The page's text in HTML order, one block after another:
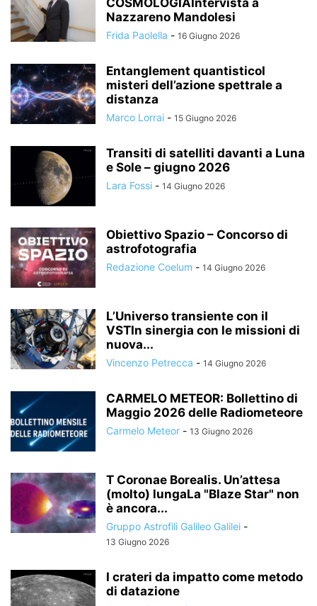
COSMOLOGIAIntervista a
Nazzareno Mandolesi
Frida Paolella - 16 Giugno 2026
Entanglement quantisticoI
misteri dell’azione spettrale a
distanza
Marco Lorrai - 15 Giugno 2026
Transiti di satelliti davanti a Luna
e Sole – giugno 2026
Lara Fossi - 14 Giugno 2026
Obiettivo Spazio – Concorso di
astrofotografia
Redazione Coelum - 14 Giugno 2026
L’Universo transiente con il
VSTIn sinergia con le missioni di
nuova...
Vincenzo Petrecca - 14 Giugno 2026
CARMELO METEOR: Bollettino di
Maggio 2026 delle Radiometeore
Carmelo Meteor - 13 Giugno 2026
T Coronae Borealis. Un’attesa
(molto) lungaLa "Blaze Star" non
è ancora...
Gruppo Astrofili Galileo Galilei -
13 Giugno 2026
I crateri da impatto come metodo
di datazione